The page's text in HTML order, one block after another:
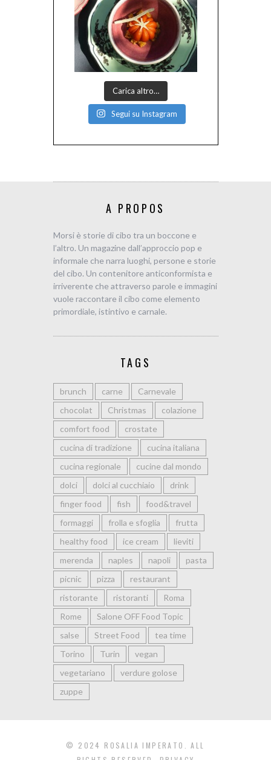
Carica altro…
Segui su Instagram
A PROPOS
Morsi è storie di cibo tra un boccone e
l’altro. Un magazine dall’approccio pop e
informale che narra luoghi, persone e storie
del cibo. Un contenitore anticonformista e
irriverente che attraverso parole e immagini
vuole raccontare il cibo come elemento
primordiale, istintivo e carnale.
TAGS
brunch carne
Carnevale
chocolat
Christmas
colazione
comfort food
crostate
cucina di tradizione
cucina italiana
cucina regionale
cucine dal mondo
dolci
dolci al cucchiaio
drink
finger food
fish
food&travel
formaggi
frolla e sfoglia
frutta
healthy food
ice cream
lieviti
merenda
naples napoli
pasta
picnic
pizza
restaurant
ristorante
ristoranti
Roma
Rome
Salone OFF Food Topic
salse
Street Food
tea time
Torino
Turin
vegan
vegetariano
verdure golose
zuppe
© 2024 ROSALIA IMPERATO. ALL